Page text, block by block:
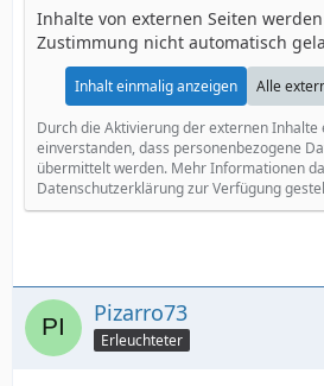
Inhalte von externen Seiten
Zustimmung nicht automatisch
Inhalt einmalig anzeigen Alle
Durch die Aktivierung der externen Inhalte
einverstanden, dass personenbezogene
übermittelt werden. Mehr Informationen
Datenschutzerklärung zur Verfügung
Pizarro73
Erleuchteter